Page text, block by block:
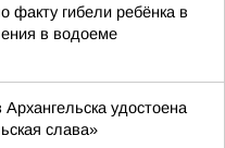
факту гибели ребёнка в
в водоеме
удостоена
слава»